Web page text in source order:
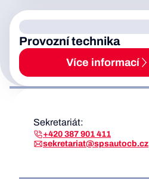
Provozní technika
Více informací
Sekretariát:
+420 387 901 411
sekretariat@spsautocb.cz